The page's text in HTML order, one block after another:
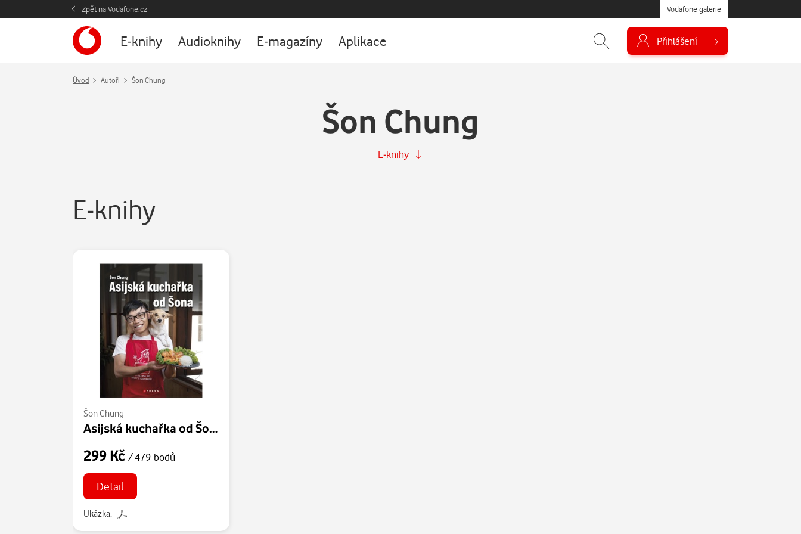
Zpět na Vodafone.cz Vodafone galerie
E-knihy Audioknihy E-magazíny Aplikace Přihlášení
Úvod Autoři Šon Chung
Šon Chung
E-knihy
E-knihy
Šon Chung
Asijská kuchařka od Šona
299 Kč / 479 bodů
Detail
Ukázka: